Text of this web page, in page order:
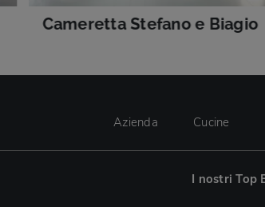
Cameretta Stefano e Biagio
Azienda Cucine
I nostri Top